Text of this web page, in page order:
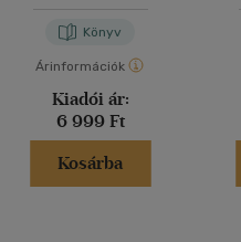
Könyv
Árinformációk
Kiadói ár:
6 999 Ft
Kosárba